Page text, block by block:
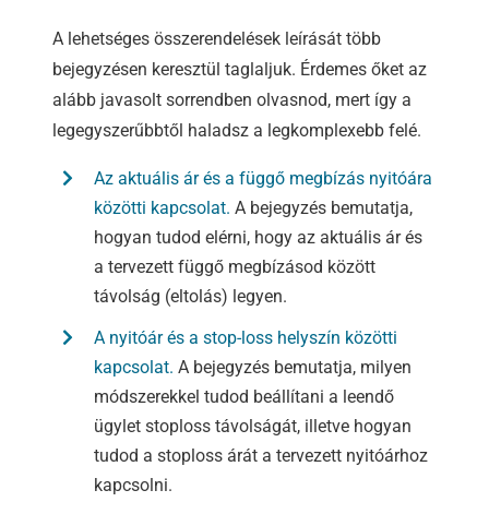
A lehetséges összerendelések leírását több
bejegyzésen keresztül taglaljuk. Érdemes őket az
alább javasolt sorrendben olvasnod, mert így a
legegyszerűbbtől haladsz a legkomplexebb felé.
Az aktuális ár és a függő megbízás nyitóára
közötti kapcsolat. A bejegyzés bemutatja,
hogyan tudod elérni, hogy az aktuális ár és
a tervezett függő megbízásod között
távolság (eltolás) legyen.
A nyitóár és a stop-loss helyszín közötti
kapcsolat. A bejegyzés bemutatja, milyen
módszerekkel tudod beállítani a leendő
ügylet stoploss távolságát, illetve hogyan
tudod a stoploss árát a tervezett nyitóárhoz
kapcsolni.